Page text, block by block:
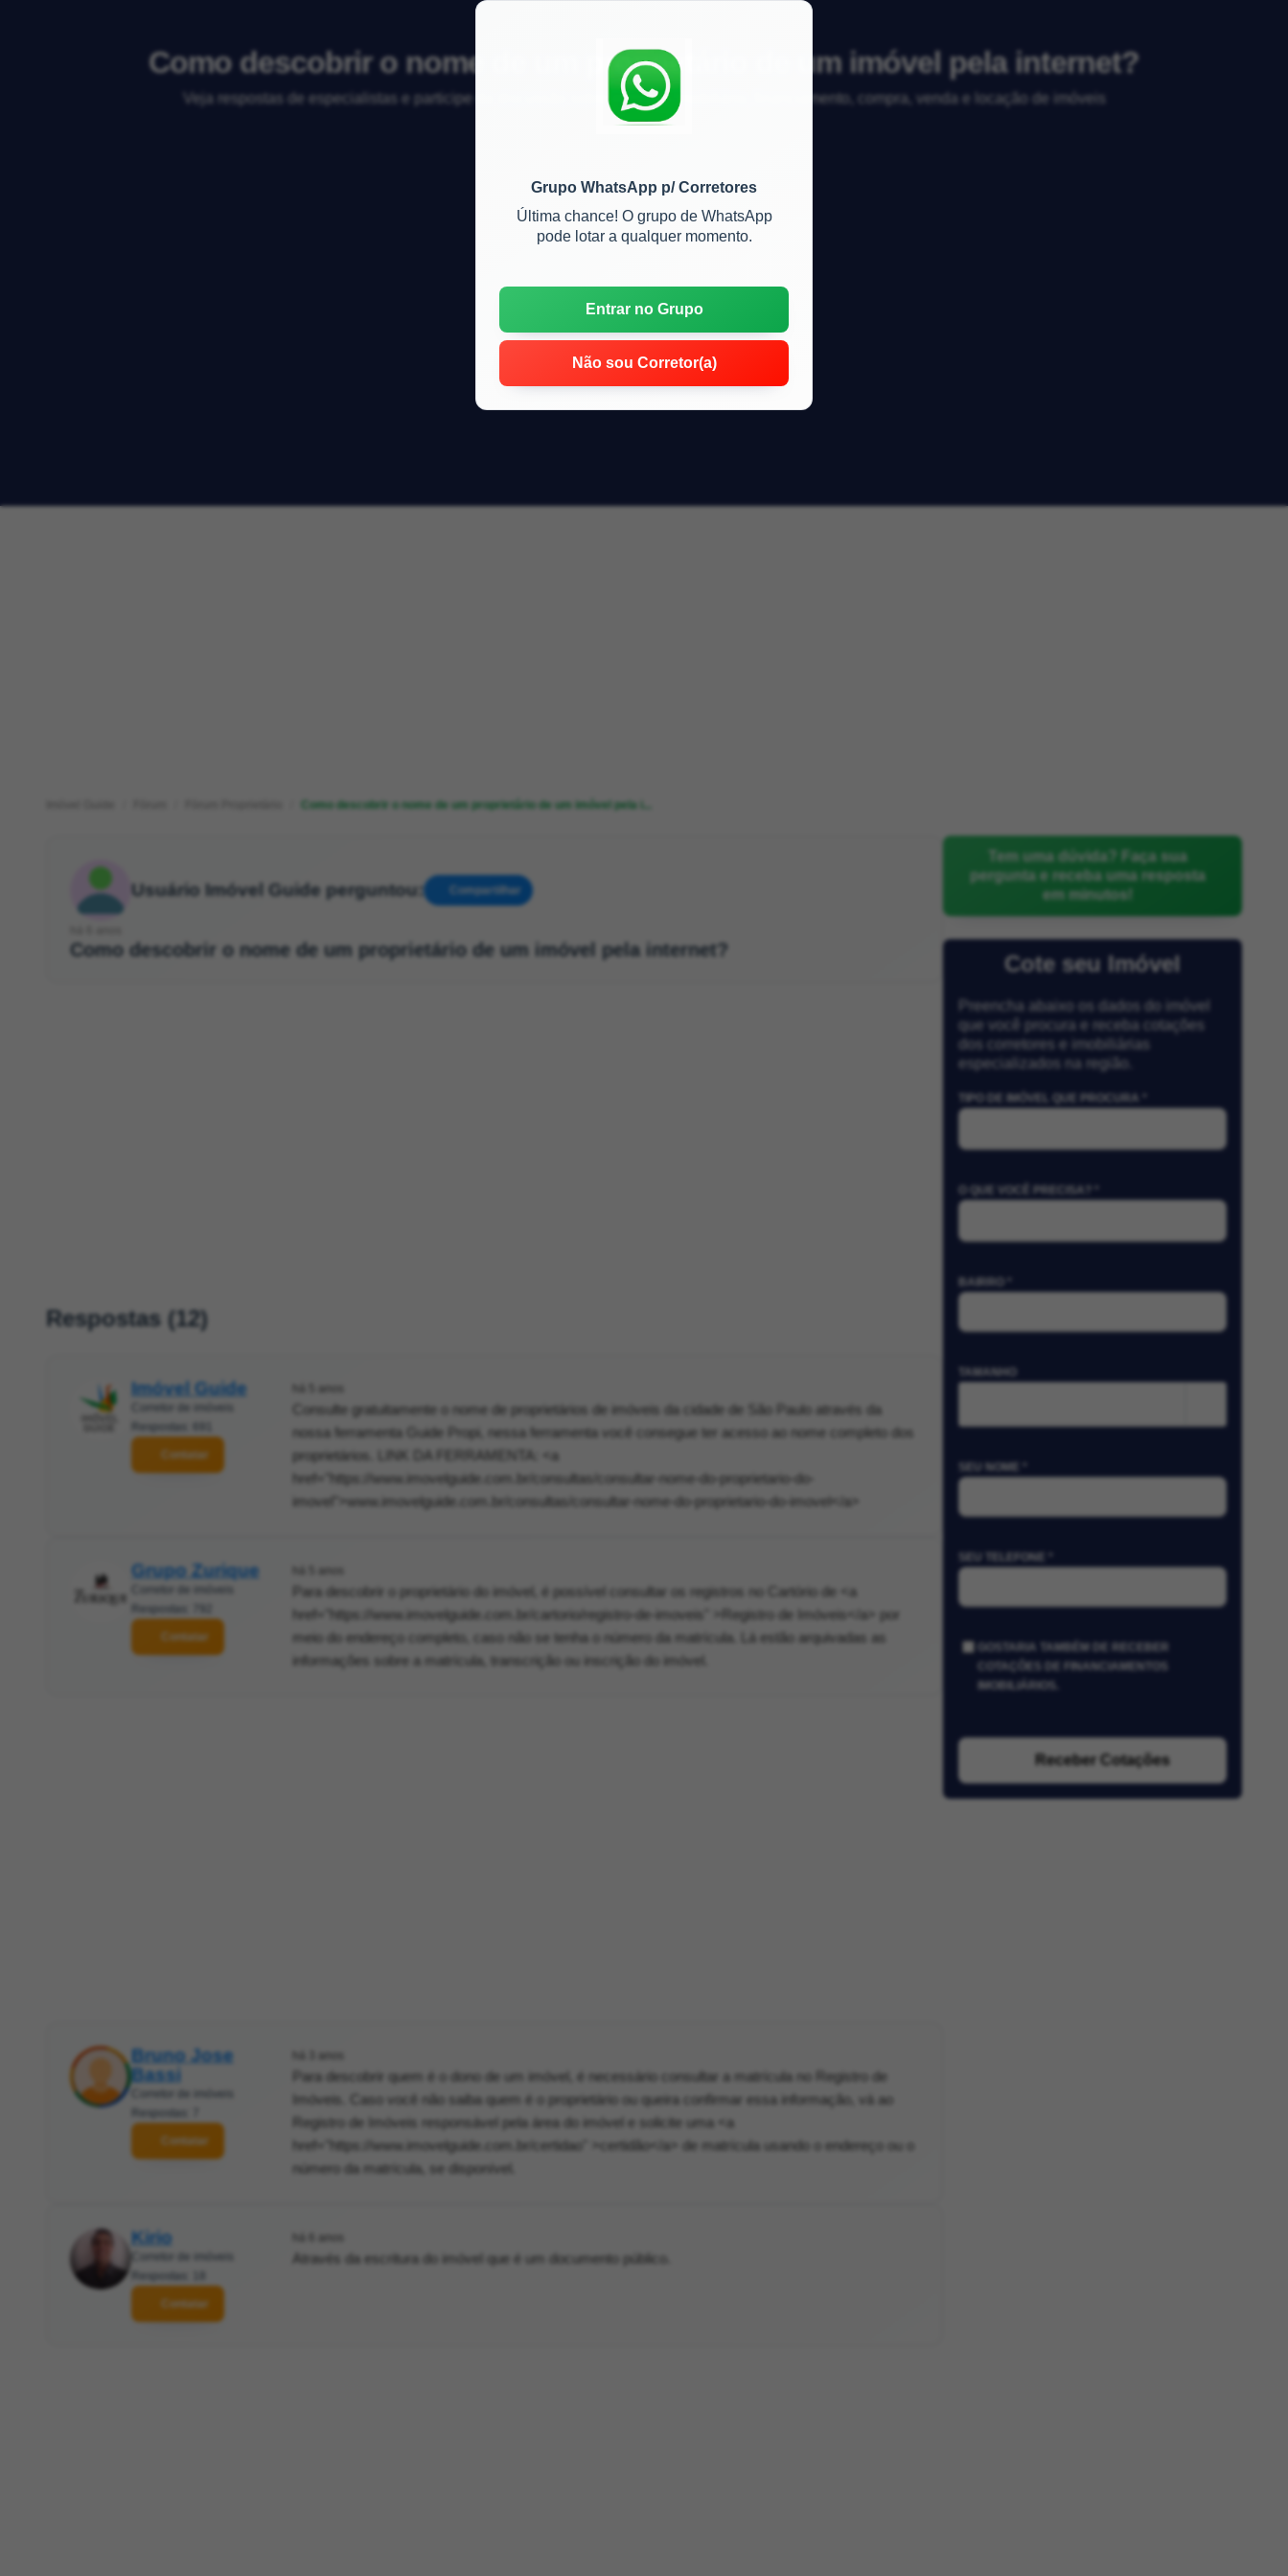
Grupo WhatsApp p/ Corretores
Última chance! O grupo de WhatsApp
pode lotar a qualquer momento.
Entrar no Grupo
Não sou Corretor(a)
Como descobrir o nome de um proprietário de um imóvel pela internet?
Veja respostas de especialistas e participe da discussão sobre mercado imobiliário, financiamento, compra, venda e locação de imóveis
Como descobrir o nome de um proprietário de um imóvel pela i...
Usuário Imóvel Guide perguntou: Compartilhar
Como descobrir o nome de um proprietário de um imóvel pela internet?
Respostas (12)
Imóvel Guide
Contatar
Consulte gratuitamente o nome de proprietários de imóveis da cidade de São Paulo através da
nossa ferramenta Guide Propi, nessa ferramenta você consegue ter acesso ao nome completo dos
proprietários. LINK DA FERRAMENTA: <a
href="https://www.imovelguide.com.br/consultas/consultar-nome-do-proprietario-do-
imovel">www.imovelguide.com.br/consultas/consultar-nome-do-proprietario-do-imovel</a>
Grupo Zurique
Contatar
Para descobrir o proprietário do imóvel, é possível consultar os registros no Cartório de <a
href="https://www.imovelguide.com.br/cartorio/registro-de-imoveis" >Registro de Imóveis</a> por
meio do endereço completo, caso não se tenha o número da matrícula. Lá estão arquivadas as
informações sobre a matrícula, transcrição ou inscrição do imóvel.
Bruno Jose
Bassi
Contatar
Para descobrir quem é o dono de um imóvel, é necessário consultar a matrícula no Registro de
Imóveis. Caso você não saiba quem é o proprietário ou queira confirmar essa informação, vá ao
Registro de Imóveis responsável pela área do imóvel e solicite uma <a
href="https://www.imovelguide.com.br/certidao" >certidão</a> de matrícula usando o endereço ou o
número da matrícula, se disponível.
Kirio
Contatar
Através da escritura do imóvel que é um documento público.
Tem uma dúvida? Faça sua
pergunta e receba uma resposta
em minutos!
Cote seu Imóvel
Preencha abaixo os dados do imóvel
que você procura e receba cotações
dos corretores e imobiliárias
especializados na região.
TIPO DE IMÓVEL QUE PROCURA *
O QUE VOCÊ PRECISA? *
TAMANHO
SEU NOME *
SEU TELEFONE *
GOSTARIA TAMBÉM DE RECEBER
COTAÇÕES DE FINANCIAMENTOS
IMOBILIÁRIOS.
Receber Cotações